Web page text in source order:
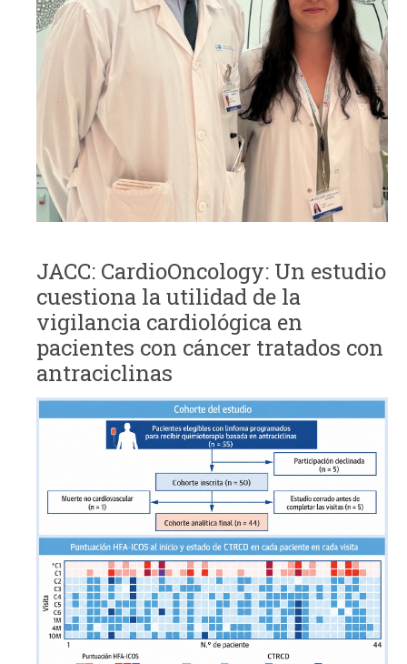
JACC: CardioOncology: Un estudio
cuestiona la utilidad de la
vigilancia cardiológica en
pacientes con cáncer tratados con
antraciclinas